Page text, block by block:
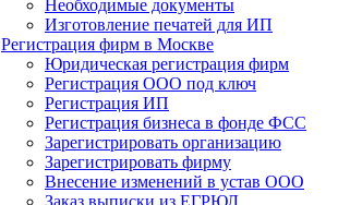
Необходимые документы
Изготовление печатей для ИП
Регистрация фирм в Москве
Юридическая регистрация фирм
Регистрация ООО под ключ
Регистрация ИП
Регистрация бизнеса в фонде ФСС
Зарегистрировать организацию
Зарегистрировать фирму
Внесение изменений в устав ООО
Заказ выписки из ЕГРЮЛ